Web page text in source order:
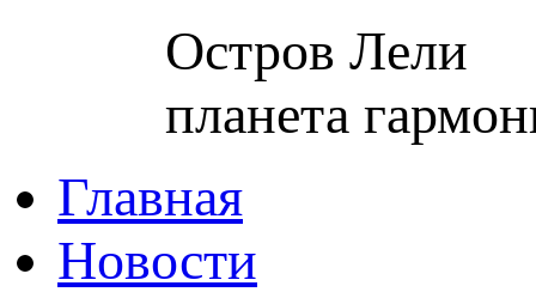
Остров Лели
планета
Главная
Новости